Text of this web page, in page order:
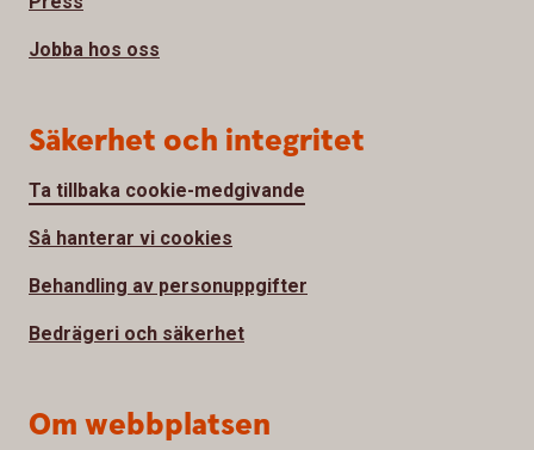
Jobba hos oss
Säkerhet och integritet
Ta tillbaka cookie-medgivande
Så hanterar vi cookies
Behandling av personuppgifter
Bedrägeri och säkerhet
Om webbplatsen